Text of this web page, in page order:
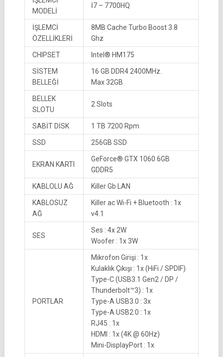
MODELİ
İ7 – 7700HQ
İŞLEMCİ
ÖZELLİKLERİ
8MB Cache Turbo Boost 3.8
Ghz
CHIPSET Intel® HM175
SİSTEM
BELLEĞİ
16 GB DDR4 2400MHz.
Max 32GB
BELLEK
SLOTU
2 Slots
SABİT DİSK 1 TB 7200 Rpm
SSD 256GB SSD
EKRAN KARTI
GeForce® GTX 1060 6GB
GDDR5
KABLOLU AĞ Killer Gb LAN
KABLOSUZ
AĞ
Killer ac Wi-Fi + Bluetooth : 1x
v4.1
SES
Ses : 4x 2W
Woofer : 1x 3W
PORTLAR
Mikrofon Girişi : 1x
Kulaklık Çıkışı : 1x (HiFi / SPDIF)
Type-C (USB3.1 Gen2 / DP /
Thunderbolt™3) : 1x
Type-A USB3.0 : 3x
Type-A USB2.0 : 1x
RJ45 : 1x
HDMI : 1x (4K @ 60Hz)
Mini-DisplayPort : 1x